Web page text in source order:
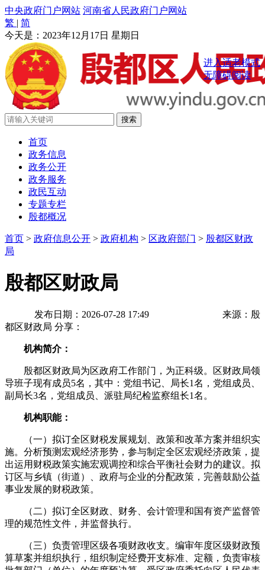
中央政府门户网站 河南省人民政府门户网站
繁 | 简
今天是： 2023年12月17日 星期日
进入适老模式
无障碍阅读
首页
政务信息
政务公开
政务服务
政民互动
专题专栏
殷都概况
首页 > 政府信息公开 > 政府机构 > 区政府部门 > 殷都区财政
局
殷都区财政局
发布日期：2026-07-28 17:49
来源：殷
都区财政局 分享：
机构简介：
殷都区财政局为区政府工作部门，为正科级。区财政局领
导班子现有成员5名，其中：党组书记、局长1名，党组成员、
副局长3名，党组成员、派驻局纪检监察组长1名。
机构职能：
（一）拟订全区财税发展规划、政策和改革方案并组织实
施。分析预测宏观经济形势，参与制定全区宏观经济政策，提
出运用财税政策实施宏观调控和综合平衡社会财力的建议。拟
订区与乡镇（街道）、政府与企业的分配政策，完善鼓励公益
事业发展的财税政策。
（二）拟订全区财政、财务、会计管理和国有资产监督管
理的规范性文件，并监督执行。
（三）负责管理区级各项财政收支。编审年度区级财政预
算草案并组织执行，组织制定经费开支标准、定额，负责审核